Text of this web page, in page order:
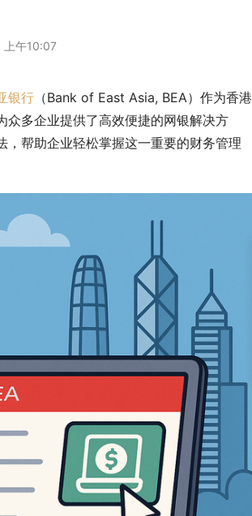
上午10:07
银行 （Bank of East Asia, BEA）作为香港
众多企业提供了高效便捷的网银解决方
，帮助企业轻松掌握这一重要的财务管理